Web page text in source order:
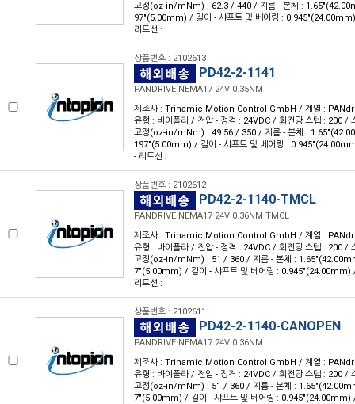
고정(oz-in/mNm) : 62.3 / 440 / 지름 - 본체 :
97"(5.00mm) / 길이 - 샤프트 및 베어링 :
리드선 :
상품번호 : 2102613
PD42-2-1141
PANDRIVE NEMA17 24V 0.35NM
제조사 : Trinamic Motion Control GmbH / 계열 :
유형 : 바이폴라 / 전압 - 정격 : 24VDC / 회전당 스텝 : 200 /
고정(oz-in/mNm) : 49.56 / 350 / 지름 - 본체 :
197"(5.00mm) / 길이 - 샤프트 및 베어링 :
- 리드선 :
상품번호 : 2102612
PD42-2-1140-TMCL
PANDRIVE NEMA17 24V 0.36NM TMCL
제조사 : Trinamic Motion Control GmbH / 계열 :
유형 : 바이폴라 / 전압 - 정격 : 24VDC / 회전당 스텝 : 200 /
고정(oz-in/mNm) : 51 / 360 / 지름 - 본체 :
7"(5.00mm) / 길이 - 샤프트 및 베어링 : 0.945"(24.00mm)
리드선 :
상품번호 : 2102611
PD42-2-1140-CANOPEN
PANDRIVE NEMA17 24V 0.36NM
제조사 : Trinamic Motion Control GmbH / 계열 :
유형 : 바이폴라 / 전압 - 정격 : 24VDC / 회전당 스텝 : 200 /
고정(oz-in/mNm) : 51 / 360 / 지름 - 본체 :
7"(5.00mm) / 길이 - 샤프트 및 베어링 : 0.945"(24.00mm)